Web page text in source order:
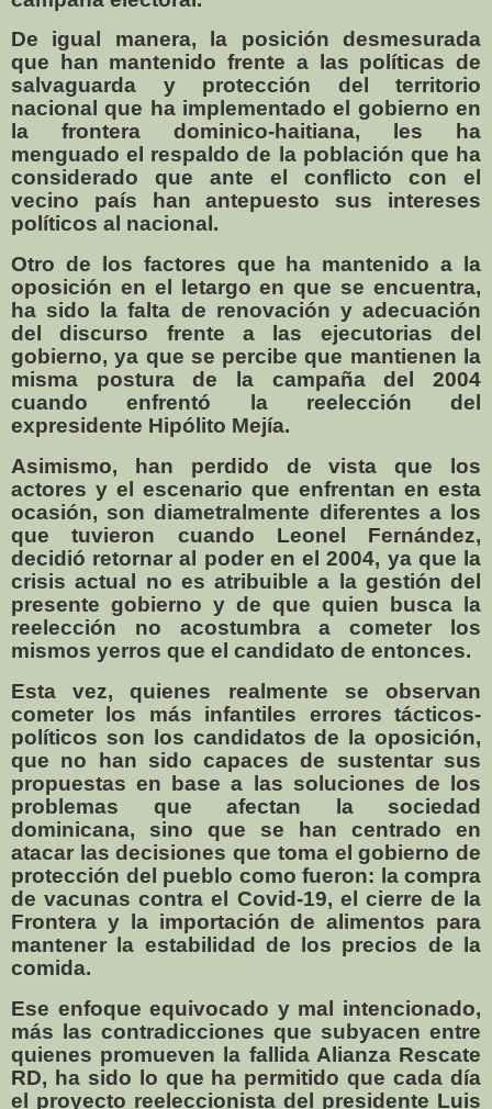
De igual manera, la posición desmesurada
que han mantenido frente a las políticas de
salvaguarda y protección del territorio
nacional que ha implementado el gobierno en
la frontera dominico-haitiana, les ha
menguado el respaldo de la población que ha
considerado que ante el conflicto con el
vecino país han antepuesto sus intereses
políticos al nacional.
Otro de los factores que ha mantenido a la
oposición en el letargo en que se encuentra,
ha sido la falta de renovación y adecuación
del discurso frente a las ejecutorias del
gobierno, ya que se percibe que mantienen la
misma postura de la campaña del 2004
cuando enfrentó la reelección del
expresidente Hipólito Mejía.
Asimismo, han perdido de vista que los
actores y el escenario que enfrentan en esta
ocasión, son diametralmente diferentes a los
que tuvieron cuando Leonel Fernández,
decidió retornar al poder en el 2004, ya que la
crisis actual no es atribuible a la gestión del
presente gobierno y de que quien busca la
reelección no acostumbra a cometer los
mismos yerros que el candidato de entonces.
Esta vez, quienes realmente se observan
cometer los más infantiles errores tácticos-
políticos son los candidatos de la oposición,
que no han sido capaces de sustentar sus
propuestas en base a las soluciones de los
problemas que afectan la sociedad
dominicana, sino que se han centrado en
atacar las decisiones que toma el gobierno de
protección del pueblo como fueron: la compra
de vacunas contra el Covid-19, el cierre de la
Frontera y la importación de alimentos para
mantener la estabilidad de los precios de la
comida.
Ese enfoque equivocado y mal intencionado,
más las contradicciones que subyacen entre
quienes promueven la fallida Alianza Rescate
RD, ha sido lo que ha permitido que cada día
el proyecto reeleccionista del presidente Luis